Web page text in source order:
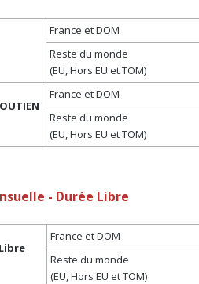
France et DOM
Reste du monde
(EU, Hors EU et TOM)
France et DOM
Reste du monde
(EU, Hors EU et TOM)
- Durée Libre
France et DOM
Reste du monde
(EU, Hors EU et TOM)